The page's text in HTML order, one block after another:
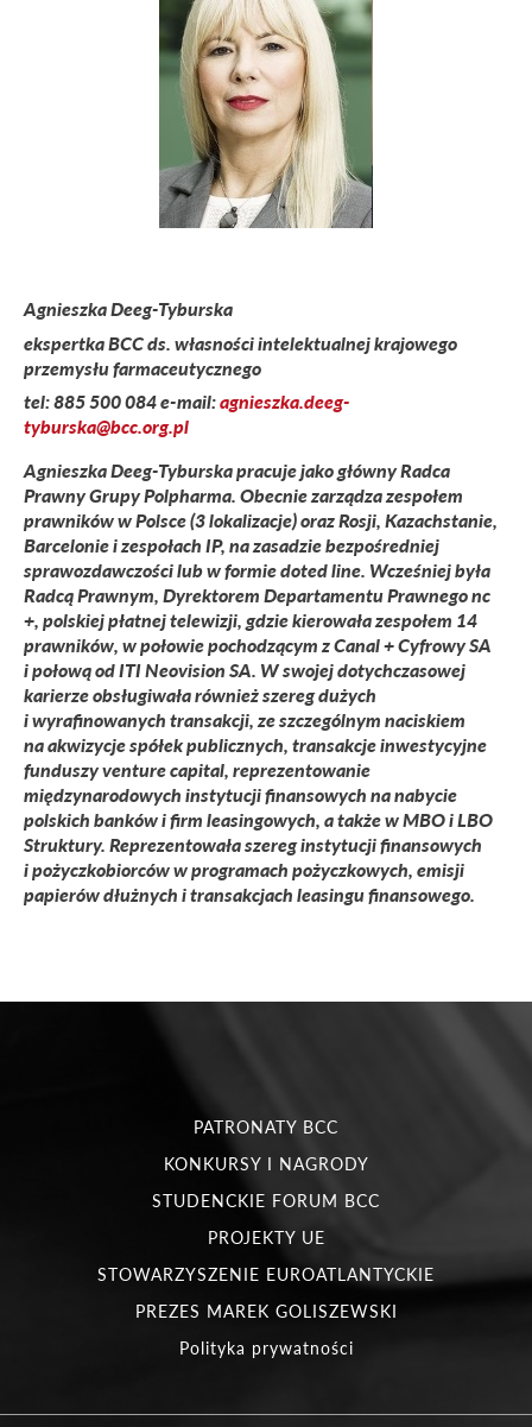
Agnieszka Deeg-Tyburska
ekspertka BCC ds. własności intelektualnej krajowego
przemysłu farmaceutycznego
tel:885 500 084e-mail:agnieszka.deeg-
tyburska@bcc.org.pl
Agnieszka Deeg-Tyburska pracuje jako główny Radca
Prawny Grupy Polpharma. Obecnie zarządza zespołem
prawników w Polsce (3 lokalizacje) oraz Rosji, Kazachstanie,
Barcelonie i zespołach IP, na zasadzie bezpośredniej
sprawozdawczości lub w formie doted line. Wcześniej była
Radcą Prawnym, Dyrektorem Departamentu Prawnego nc
+, polskiej płatnej telewizji, gdzie kierowała zespołem 14
prawników, w połowie pochodzącym z Canal + Cyfrowy SA
i połową od ITI Neovision SA. W swojej dotychczasowej
karierze obsługiwała również szereg dużych
i wyrafinowanych transakcji, ze szczególnym naciskiem
na akwizycje spółek publicznych, transakcje inwestycyjne
funduszy venture capital, reprezentowanie
międzynarodowych instytucji finansowych na nabycie
polskich banków i firm leasingowych, a także w MBO i LBO
Struktury. Reprezentowała szereg instytucji finansowych
i pożyczkobiorców w programach pożyczkowych, emisji
papierów dłużnych i transakcjach leasingu finansowego.
PATRONATY BCC
KONKURSY I NAGRODY
STUDENCKIE FORUM BCC
PROJEKTY UE
STOWARZYSZENIE EUROATLANTYCKIE
PREZES MAREK GOLISZEWSKI
Polityka prywatności